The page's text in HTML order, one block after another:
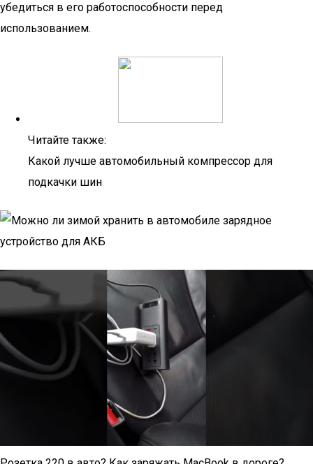
убедиться в его работоспособности перед
использованием.
Читайте также:
Какой лучше автомобильный компрессор для
подкачки шин